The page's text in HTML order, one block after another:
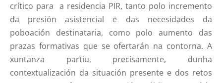
crítico para a residencia PIR, tanto polo incremento
da presión asistencial e das necesidades da
poboación destinataria, como polo aumento das
prazas formativas que se ofertarán na contorna. A
xuntanza partiu, precisamente, dunha
contextualización da situación presente e dos retos